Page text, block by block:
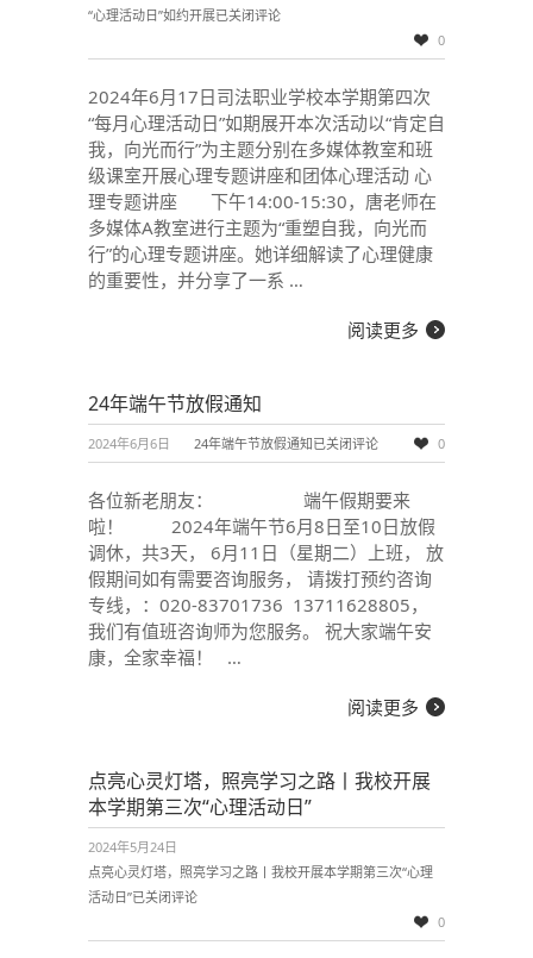
“心理活动日”如约开展已关闭评论
0
2024年6月17日司法职业学校本学期第四次
“每月心理活动日”如期展开本次活动以“肯定自
我，向光而行”为主题分别在多媒体教室和班
级课室开展心理专题讲座和团体心理活动 心
理专题讲座 下午14:00-15:30，唐老师在
多媒体A教室进行主题为“重塑自我，向光而
行”的心理专题讲座。她详细解读了心理健康
的重要性，并分享了一系 …
阅读更多
24年端午节放假通知
2024年6月6日 24年端午节放假通知已关闭评论 0
各位新老朋友： 端午假期要来
啦！ 2024年端午节6月8日至10日放假
调休，共3天， 6月11日（星期二）上班， 放
假期间如有需要咨询服务， 请拨打预约咨询
专线，：020-83701736 13711628805，
我们有值班咨询师为您服务。 祝大家端午安
康，全家幸福！ …
阅读更多
点亮心灵灯塔，照亮学习之路丨我校开展
本学期第三次“心理活动日”
2024年5月24日
点亮心灵灯塔，照亮学习之路丨我校开展本学期第三次“心理
活动日”已关闭评论
0